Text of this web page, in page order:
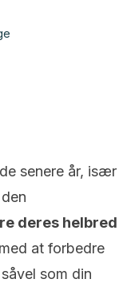
senere år, især
deres helbred
at forbedre
som din